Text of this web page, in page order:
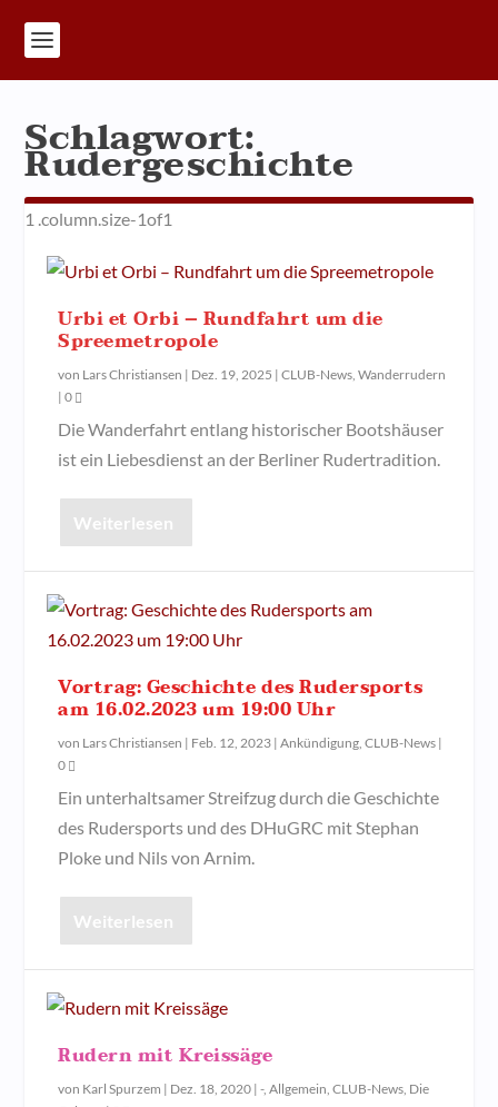
Schlagwort:
Rudergeschichte
Urbi et Orbi – Rundfahrt um die
Spreemetropole
von Lars Christiansen | Dez. 19, 2025 |CLUB-News,Wanderrudern
|0
Die Wanderfahrt entlang historischer Bootshäuser
ist ein Liebesdienst an der Berliner Rudertradition.
Weiterlesen
Vortrag: Geschichte des Rudersports
am 16.02.2023 um 19:00 Uhr
von Lars Christiansen | Feb. 12, 2023 |Ankündigung,CLUB-News |
0
Ein unterhaltsamer Streifzug durch die Geschichte
des Rudersports und des DHuGRC mit Stephan
Ploke und Nils von Arnim.
Weiterlesen
Rudern mit Kreissäge
von Karl Spurzem | Dez. 18, 2020 |-,Allgemein,CLUB-News, Die